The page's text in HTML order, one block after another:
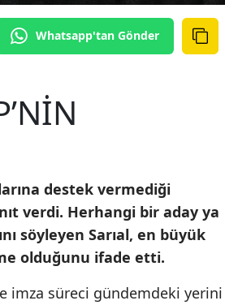
Whatsapp'tan Gönder
destek vermediği
verdi. Herhangi bir aday ya
söyleyen Sarıal, en büyük
olduğunu ifade etti.
imza süreci gündemdeki yerini